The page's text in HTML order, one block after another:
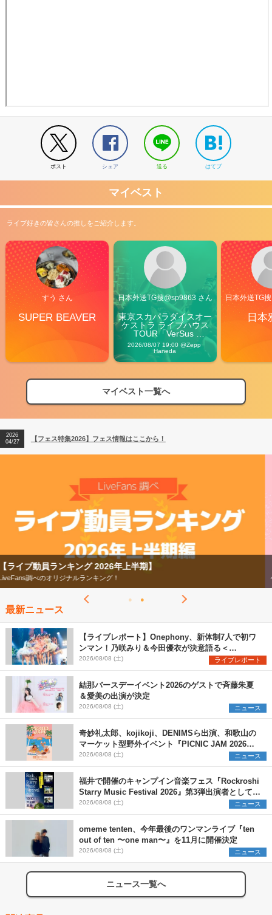
ポスト シェア 送る はてブ
マイベスト
ライブ好きの皆さんの推しをご紹介します。
すう さん
SUPER BEAVER
日本外送TG搜@sp9863 さん
東京スカパラダイスオー
ケストラ ライブハウス
TOUR「VerSus
Carnival」
2026/08/07 19:00 @Zepp
Haneda
日本外送TG
日本
マイベスト一覧へ
【フェス特集2026】フェス情報はここから！
【ライブ動員ランキング】2026年上半期編発表！
2026
04/27
【フェス特集2026】フェス情報はここから！
2026
【フェス特集2026】
今年もフェスの季節がやってきた！
最新ニュース
【ライブレポート】Onephony、新体制7人で初ワ
ンマン！乃咲みり＆今田優衣が決意語る＜
Onephony新体制1st Oneman Live はじまりの夏
＞
2026/08/08 (土) ライブレポート
結那バースデーイベント2026のゲストで斉藤朱夏
＆愛美の出演が決定
2026/08/08 (土) ニュース
奇妙礼太郎、kojikoji、DENIMSら出演、和歌山の
マーケット型野外イベント『PICNIC JAM 2026』
早割チケット発売開始
2026/08/08 (土) ニュース
福井で開催のキャンプイン音楽フェス『Rockroshi
Starry Music Festival 2026』第3弾出演者として
SCOOBIE DO、かりゆし58、Reiを発表
2026/08/08 (土) ニュース
omeme tenten、今年最後のワンマンライブ『ten
out of ten 〜one man〜』を11月に開催決定
2026/08/08 (土) ニュース
ニュース一覧へ